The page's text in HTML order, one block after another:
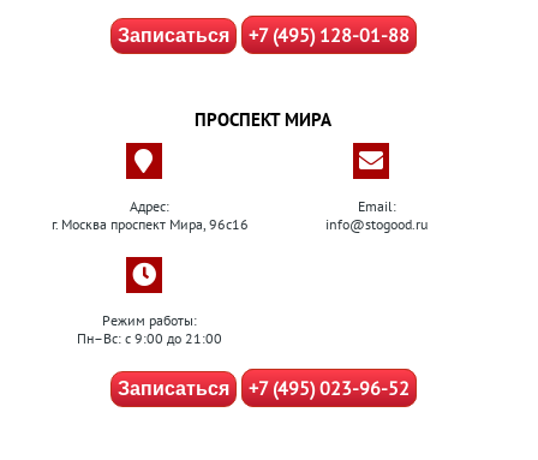
Записаться +7 (495) 128-01-88
ПРОСПЕКТ МИРА
Адрес:
г. Москва проспект Мира, 96с16
Email:
info@stogood.ru
Режим работы:
Пн–Вс: с 9:00 до 21:00
Записаться +7 (495) 023-96-52